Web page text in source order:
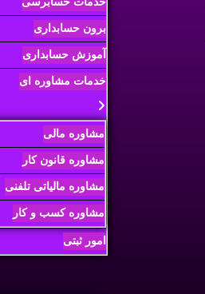
برون حسابداری
آموزش حسابداری
خدمات مشاوره ای
مشاوره مالی
مشاوره قانون کار
مشاوره مالیاتی تلفنی
مشاوره کسب و کار
امور ثبتی